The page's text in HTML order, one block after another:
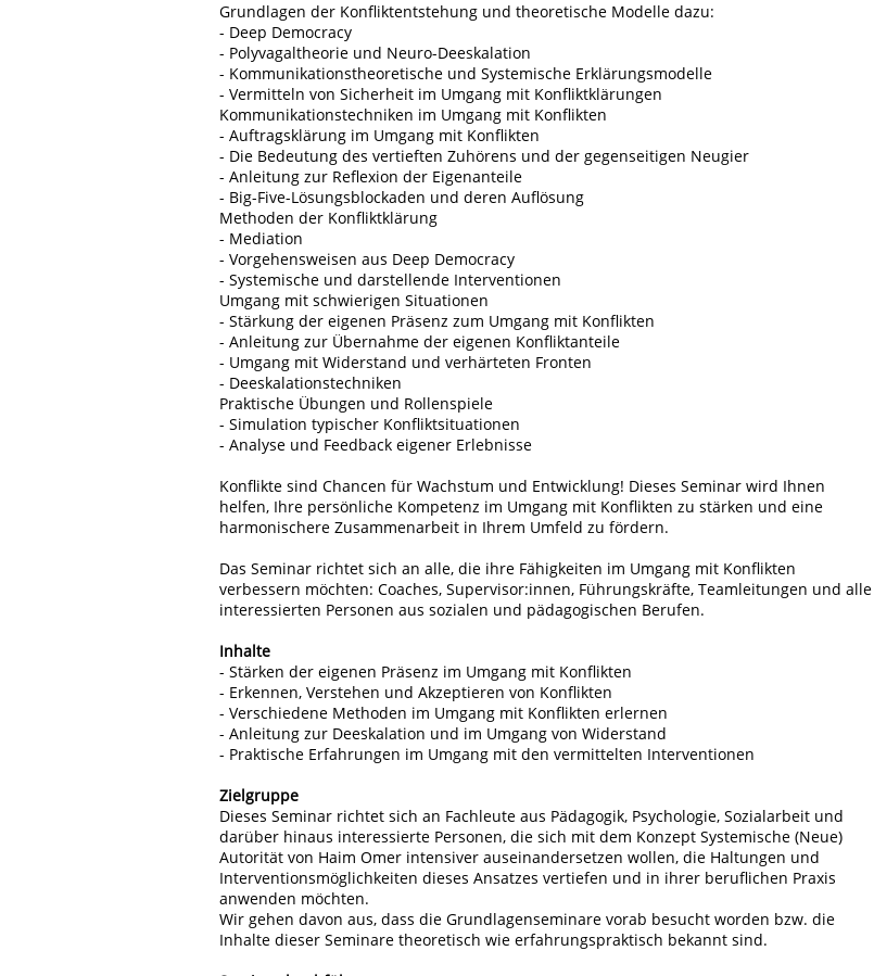
Grundlagen der Konfliktentstehung und theoretische Modelle dazu:
- Deep Democracy
- Polyvagaltheorie und Neuro-Deeskalation
- Kommunikationstheoretische und Systemische Erklärungsmodelle
- Vermitteln von Sicherheit im Umgang mit Konfliktklärungen
Kommunikationstechniken im Umgang mit Konflikten
- Auftragsklärung im Umgang mit Konflikten
- Die Bedeutung des vertieften Zuhörens und der gegenseitigen Neugier
- Anleitung zur Reflexion der Eigenanteile
- Big-Five-Lösungsblockaden und deren Auflösung
Methoden der Konfliktklärung
- Mediation
- Vorgehensweisen aus Deep Democracy
- Systemische und darstellende Interventionen
Umgang mit schwierigen Situationen
- Stärkung der eigenen Präsenz zum Umgang mit Konflikten
- Anleitung zur Übernahme der eigenen Konfliktanteile
- Umgang mit Widerstand und verhärteten Fronten
- Deeskalationstechniken
Praktische Übungen und Rollenspiele
- Simulation typischer Konfliktsituationen
- Analyse und Feedback eigener Erlebnisse
Konflikte sind Chancen für Wachstum und Entwicklung! Dieses Seminar wird Ihnen
helfen, Ihre persönliche Kompetenz im Umgang mit Konflikten zu stärken und eine
harmonischere Zusammenarbeit in Ihrem Umfeld zu fördern.
Das Seminar richtet sich an alle, die ihre Fähigkeiten im Umgang mit Konflikten
verbessern möchten: Coaches, Supervisor:innen, Führungskräfte, Teamleitungen und alle
interessierten Personen aus sozialen und pädagogischen Berufen.
Inhalte
- Stärken der eigenen Präsenz im Umgang mit Konflikten
- Erkennen, Verstehen und Akzeptieren von Konflikten
- Verschiedene Methoden im Umgang mit Konflikten erlernen
- Anleitung zur Deeskalation und im Umgang von Widerstand
- Praktische Erfahrungen im Umgang mit den vermittelten Interventionen
Zielgruppe
Dieses Seminar richtet sich an Fachleute aus Pädagogik, Psychologie, Sozialarbeit und
darüber hinaus interessierte Personen, die sich mit dem Konzept Systemische (Neue)
Autorität von Haim Omer intensiver auseinandersetzen wollen, die Haltungen und
Interventionsmöglichkeiten dieses Ansatzes vertiefen und in ihrer beruflichen Praxis
anwenden möchten.
Wir gehen davon aus, dass die Grundlagenseminare vorab besucht worden bzw. die
Inhalte dieser Seminare theoretisch wie erfahrungspraktisch bekannt sind.